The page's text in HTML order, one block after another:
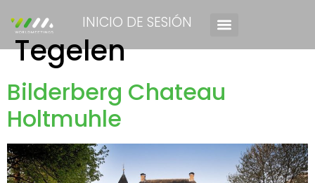
INICIO DE SESIÓN
Tegelen
Bilderberg Chateau
Holtmuhle